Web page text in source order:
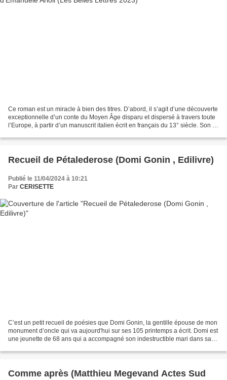
Ce roman est un miracle à bien des titres. D’abord, il s’agit d’une découverte
exceptionnelle d’un conte du Moyen Âge disparu et dispersé à travers toute
l’Europe, à partir d’un manuscrit italien écrit en français du 13° siècle. Son «
Recueil de Pétalederose (Domi Gonin , Edilivre)
Publié le 11/04/2024 à 10:21
Par CERISETTE
C’est un petit recueil de poésies que Domi Gonin, la gentille épouse de mon
monument d’oncle qui va aujourd'hui sur ses 105 printemps a écrit. Domi est
une jeunette de 68 ans qui a accompagné son indestructible mari dans sa
Comme après (Matthieu Megevand Actes Sud